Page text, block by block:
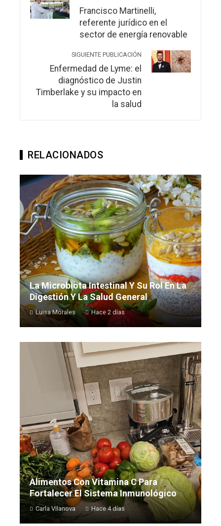
Francisco Martinelli,
referente jurídico en el
sector de energía renovable
SIGUIENTE PUBLICACIÓN
Enfermedad de Lyme: el
diagnóstico de Justin
Timberlake y su impacto en
la salud
RELACIONADOS
La Microbiota Intestinal Y Su Rol En La
Digestión Y La Salud General
Luisa Morales Hace 2 días
Alimentos Con Vitamina C Para
Fortalecer El Sistema Inmunológico
Carla Vilanova Hace 4 días